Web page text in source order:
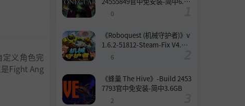
义角色完
Fight Ang
0
《Roboquest (机械守护者)》v
1.6.2-51812-Steam-Fix V4.联
机版官中简体
6
《蜂巢 The Hive》-Build 2453
7793官中免安装-简中3.6GB
2